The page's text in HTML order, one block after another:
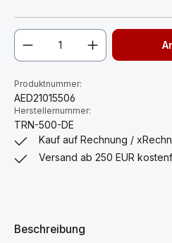
Produktnummer:
AED21015506
Herstellernummer:
TRN-500-DE
Kauf auf Rechnung /
Versand ab 250 EUR
Beschreibung